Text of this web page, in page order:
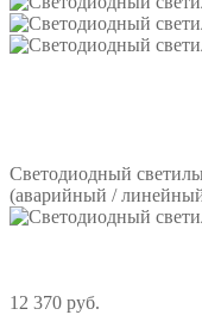
Светодиодный
(аварийный /
12 370 руб.